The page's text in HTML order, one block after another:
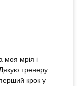
моя мрія і
тренеру
крок у